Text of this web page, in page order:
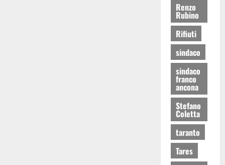
Renzo
Rubino
Rifiuti
sindaco
sindaco
franco
ancona
Stefano
Coletta
taranto
Tares